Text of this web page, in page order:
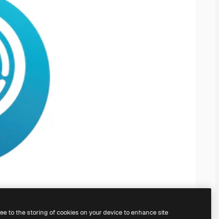
to the storing of cookies on your device to enhance site